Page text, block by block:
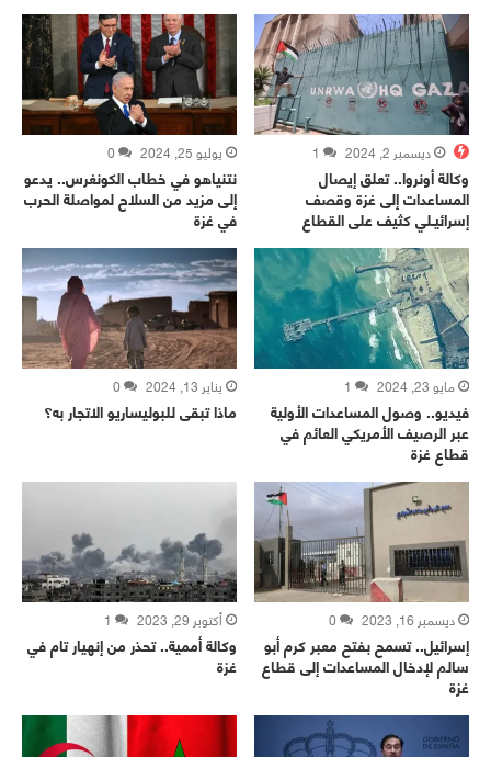
ديسمبر 2, 2024 1
وكالة أونروا.. تعلق إيصال
المساعدات إلى غزة وقصف
إسرائيـلي كثيف على القطاع
يوليو 25, 2024 0
نتنياهو في خطاب الكونغرس.. يدعو
إلى مزيد من السلاح لمواصلة الحرب
في غزة
مايو 23, 2024 1
فيديو.. وصول المساعدات الأولية
عبر الرصيف الأمريكي العائم في
قطاع غزة
يناير 13, 2024 0
ماذا تبقى للبوليساريو الاتجار به؟
ديسمبر 16, 2023 0
إسرائيل.. تسمح بفتح معبر كرم أبو
سالم لإدخال المساعدات إلى قطاع
غزة
أكتوبر 29, 2023 1
وكالة أممية.. تحذر من إنهيار تام في
غزة